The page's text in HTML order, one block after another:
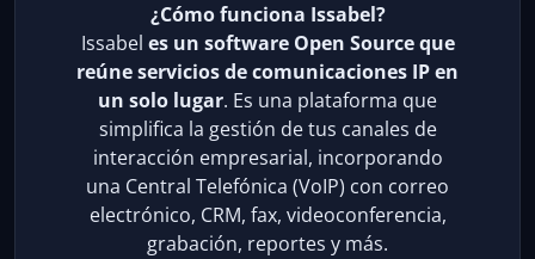
¿Cómo funciona Issabel?
Issabel es un software Open Source que
reúne servicios de comunicaciones IP en
un solo lugar. Es una plataforma que
simplifica la gestión de tus canales de
interacción empresarial, incorporando
una Central Telefónica (VoIP) con correo
electrónico, CRM, fax, videoconferencia,
grabación, reportes y más.